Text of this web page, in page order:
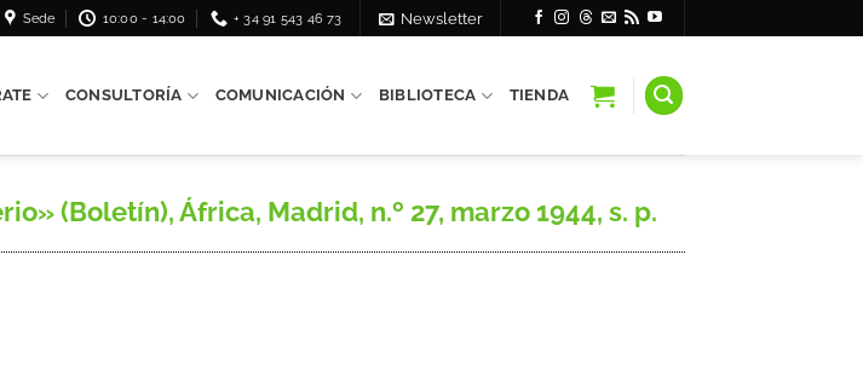
Sede 10:00 - 14:00 + 34 91 543 46 73 Newsletter
CONSULTORÍA COMUNICACIÓN BIBLIOTECA TIENDA
(Boletín), África, Madrid, n.º 27, marzo 1944, s. p.